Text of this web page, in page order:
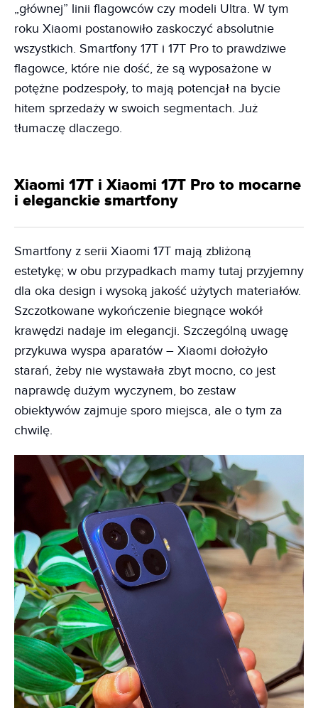
„głównej” linii flagowców czy modeli Ultra. W tym
roku Xiaomi postanowiło zaskoczyć absolutnie
wszystkich. Smartfony 17T i 17T Pro to prawdziwe
flagowce, które nie dość, że są wyposażone w
potężne podzespoły, to mają potencjał na bycie
hitem sprzedaży w swoich segmentach. Już
tłumaczę dlaczego.
Xiaomi 17T i Xiaomi 17T Pro to mocarne
i eleganckie smartfony
Smartfony z serii Xiaomi 17T mają zbliżoną
estetykę; w obu przypadkach mamy tutaj przyjemny
dla oka design i wysoką jakość użytych materiałów.
Szczotkowane wykończenie biegnące wokół
krawędzi nadaje im elegancji. Szczególną uwagę
przykuwa wyspa aparatów – Xiaomi dołożyło
starań, żeby nie wystawała zbyt mocno, co jest
naprawdę dużym wyczynem, bo zestaw
obiektywów zajmuje sporo miejsca, ale o tym za
chwilę.